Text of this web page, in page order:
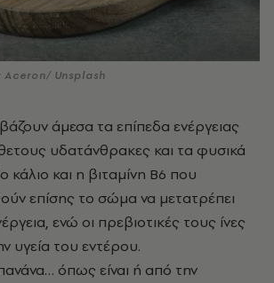
Aceron/ Unsplash
άμεσα τα επίπεδα ενέργειας
υδατάνθρακες και τα φυσικά
κάλιο και η βιταμίνη Β6 που
επίσης το σώμα να μετατρέπει
ενώ οι πρεβιοτικές τους ίνες
υγεία του εντέρου.
όπως είναι ή από την